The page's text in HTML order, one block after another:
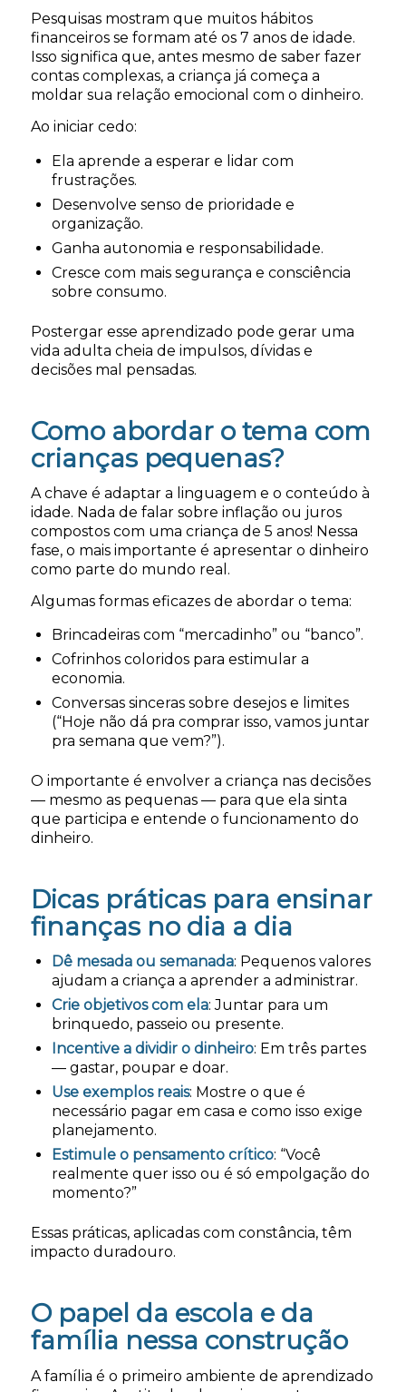
Pesquisas mostram que muitos hábitos
financeiros se formam até os 7 anos de idade.
Isso significa que, antes mesmo de saber fazer
contas complexas, a criança já começa a
moldar sua relação emocional com o dinheiro.
Ao iniciar cedo:
Ela aprende a esperar e lidar com
frustrações.
Desenvolve senso de prioridade e
organização.
Ganha autonomia e responsabilidade.
Cresce com mais segurança e consciência
sobre consumo.
Postergar esse aprendizado pode gerar uma
vida adulta cheia de impulsos, dívidas e
decisões mal pensadas.
Como abordar o tema com
crianças pequenas?
A chave é adaptar a linguagem e o conteúdo à
idade. Nada de falar sobre inflação ou juros
compostos com uma criança de 5 anos! Nessa
fase, o mais importante é apresentar o dinheiro
como parte do mundo real.
Algumas formas eficazes de abordar o tema:
Brincadeiras com “mercadinho” ou “banco”.
Cofrinhos coloridos para estimular a
economia.
Conversas sinceras sobre desejos e limites
(“Hoje não dá pra comprar isso, vamos juntar
pra semana que vem?”).
O importante é envolver a criança nas decisões
— mesmo as pequenas — para que ela sinta
que participa e entende o funcionamento do
dinheiro.
Dicas práticas para ensinar
finanças no dia a dia
Dê mesada ou semanada: Pequenos valores
ajudam a criança a aprender a administrar.
Crie objetivos com ela: Juntar para um
brinquedo, passeio ou presente.
Incentive a dividir o dinheiro: Em três partes
— gastar, poupar e doar.
Use exemplos reais: Mostre o que é
necessário pagar em casa e como isso exige
planejamento.
Estimule o pensamento crítico: “Você
realmente quer isso ou é só empolgação do
momento?”
Essas práticas, aplicadas com constância, têm
impacto duradouro.
O papel da escola e da
família nessa construção
A família é o primeiro ambiente de aprendizado